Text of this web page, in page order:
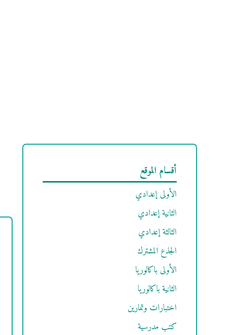
أقسام الموقع
الأولى إعدادي
الثانية إعدادي
الثالثة إعدادي
الجذع المشترك
الأولى باكالوريا
الثانية باكالوريا
اختبارات وتمارين
كتب مدرسية